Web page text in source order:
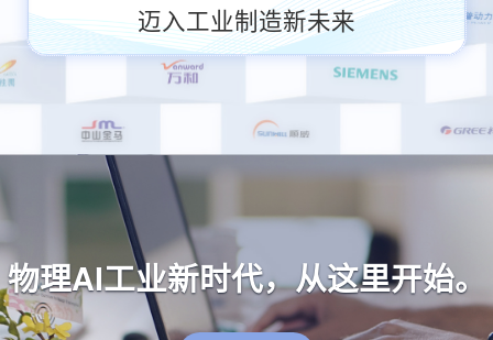
迈入工业制造新未来
物理AI工业新时代，从这里开始。